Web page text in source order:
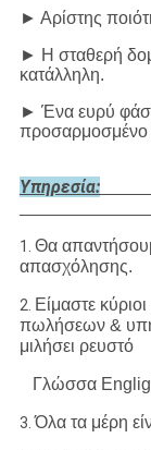
► Αρίστης
► Η σταθερή
κατάλληλη.
► Ένα ευρύ
προσαρμοσμένο
Υπηρεσία:
1. Θα
απασχόλησης.
2. Είμαστε
πωλήσεων &
μιλήσει ρευστό
Γλώσσα
3.Όλα τα μέρη